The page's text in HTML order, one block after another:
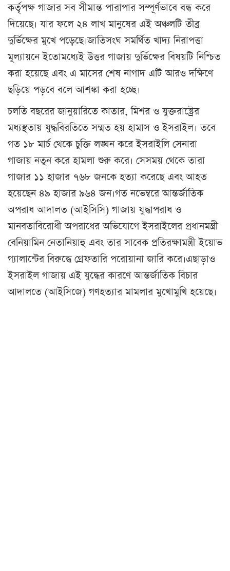
কর্তৃপক্ষ গাজার সব সীমান্ত পারাপার সম্পূর্ণভাবে বন্ধ করে
দিয়েছে। যার ফলে ২৪ লাখ মানুষের এই অঞ্চলটি তীব্র
দুর্ভিক্ষের মুখে পড়েছে।জাতিসংঘ সমর্থিত খাদ্য নিরাপত্তা
মূল্যায়নে ইতোমধ্যেই উত্তর গাজায় দুর্ভিক্ষের বিষয়টি নিশ্চিত
করা হয়েছে এবং এ মাসের শেষ নাগাদ এটি আরও দক্ষিণে
ছড়িয়ে পড়বে বলে আশঙ্কা করা হচ্ছে।
চলতি বছরের জানুয়ারিতে কাতার, মিশর ও যুক্তরাষ্ট্রের
মধ্যস্থতায় যুদ্ধবিরতিতে সম্মত হয় হামাস ও ইসরাইল। তবে
গত ১৮ মার্চ থেকে চুক্তি লঙ্ঘন করে ইসরাইলি সেনারা
গাজায় নতুন করে হামলা শুরু করে। সেসময় থেকে তারা
গাজার ১১ হাজার ৭৬৮ জনকে হত্যা করেছে এবং আহত
হয়েছেন ৪৯ হাজার ৯৬৪ জন।গত নভেম্বরে আন্তর্জাতিক
অপরাধ আদালত (আইসিসি) গাজায় যুদ্ধাপরাধ ও
মানবতাবিরোধী অপরাধের অভিযোগে ইসরাইলের প্রধানমন্ত্রী
বেনিয়ামিন নেতানিয়াহু এবং তার সাবেক প্রতিরক্ষামন্ত্রী ইয়োভ
গ্যালান্টের বিরুদ্ধে গ্রেফতারি পরোয়ানা জারি করে।এছাড়াও
ইসরাইল গাজায় এই যুদ্ধের কারণে আন্তর্জাতিক বিচার
আদালতে (আইসিজে) গণহত্যার মামলার মুখোমুখি হয়েছে।